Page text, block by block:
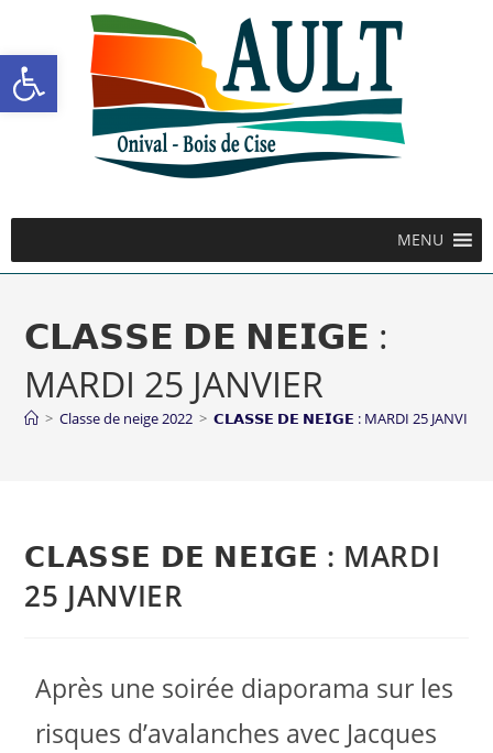
Ouvrir la barre d’outils
MENU
𝗖𝗟𝗔𝗦𝗦𝗘 𝗗𝗘 𝗡𝗘𝗜𝗚𝗘 :
MARDI 25 JANVIER
> Classe de neige 2022 > 𝗖𝗟𝗔𝗦𝗦𝗘 𝗗𝗘 𝗡𝗘𝗜𝗚𝗘 : MARDI 25 JANVIER
𝗖𝗟𝗔𝗦𝗦𝗘 𝗗𝗘 𝗡𝗘𝗜𝗚𝗘 : MARDI
25 JANVIER
Après une soirée diaporama sur les
risques d’avalanches avec Jacques